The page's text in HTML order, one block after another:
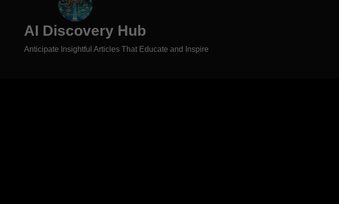
AI Discovery Hub
Anticipate Insightful Articles That Educate and Inspire